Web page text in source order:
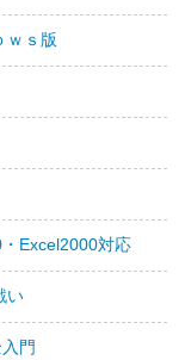
ｗｓ版
Excel2000対応
い
門